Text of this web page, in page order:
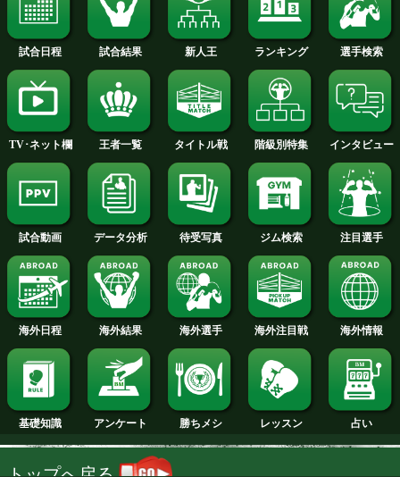
2015年
2014年
2013年
2012年
2011年
2010年